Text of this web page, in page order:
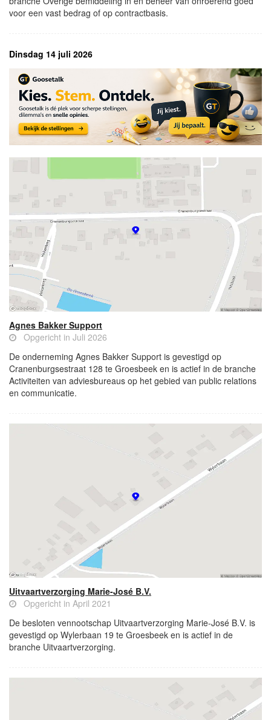
voor een vast bedrag of op contractbasis.
Dinsdag 14 juli 2026
Agnes Bakker Support
Opgericht in Juli 2026
De onderneming Agnes Bakker Support is gevestigd op
Cranenburgsestraat 128 te Groesbeek en is actief in de branche
Activiteiten van adviesbureaus op het gebied van public relations
en communicatie.
Uitvaartverzorging Marie-José B.V.
Opgericht in April 2021
De besloten vennootschap Uitvaartverzorging Marie-José B.V. is
gevestigd op Wylerbaan 19 te Groesbeek en is actief in de
branche Uitvaartverzorging.